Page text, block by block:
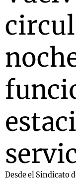
Desde el Sindicato